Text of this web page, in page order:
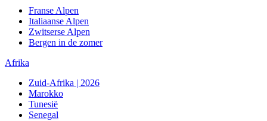
Franse Alpen
Italiaanse Alpen
Zwitserse Alpen
Bergen in de zomer
Afrika
Zuid-Afrika | 2026
Marokko
Tunesië
Senegal